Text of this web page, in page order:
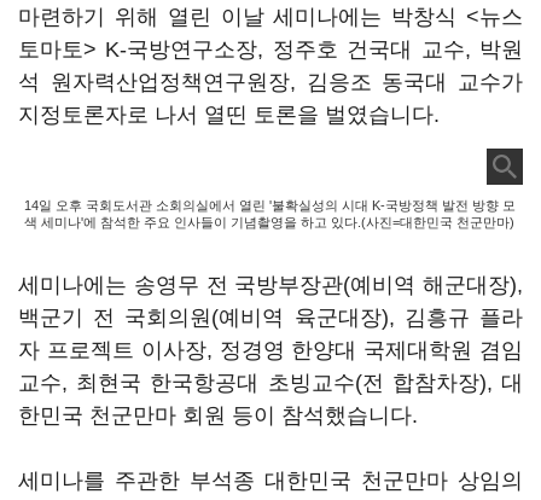
마련하기 위해 열린 이날 세미나에는 박창식 <뉴스
토마토> K-국방연구소장, 정주호 건국대 교수, 박원
석 원자력산업정책연구원장, 김응조 동국대 교수가
지정토론자로 나서 열띤 토론을 벌였습니다.
14일 오후 국회도서관 소회의실에서 열린 '불확실성의 시대 K-국방정책 발전 방향 모
색 세미나'에 참석한 주요 인사들이 기념촬영을 하고 있다.(사진=대한민국 천군만마)
세미나에는 송영무 전 국방부장관(예비역 해군대장),
백군기 전 국회의원(예비역 육군대장), 김흥규 플라
자 프로젝트 이사장, 정경영 한양대 국제대학원 겸임
교수, 최현국 한국항공대 초빙교수(전 합참차장), 대
한민국 천군만마 회원 등이 참석했습니다.
세미나를 주관한 부석종 대한민국 천군만마 상임의